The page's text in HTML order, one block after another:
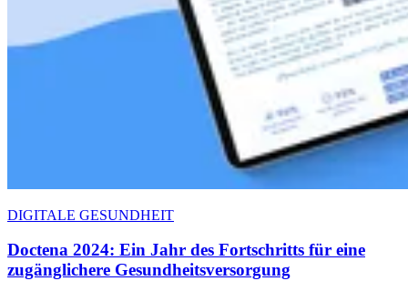
DIGITALE GESUNDHEIT
Doctena 2024: Ein Jahr des Fortschritts für eine
zugänglichere Gesundheitsversorgung